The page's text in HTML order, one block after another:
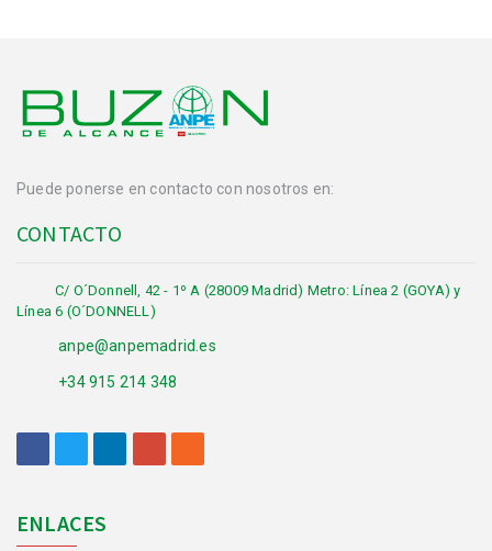
Puede ponerse en contacto con nosotros en:
CONTACTO
C/ O´Donnell, 42 - 1º A (28009 Madrid) Metro: Línea 2 (GOYA) y
Línea 6 (O´DONNELL)
anpe@anpemadrid.es
+34 915 214 348
ENLACES